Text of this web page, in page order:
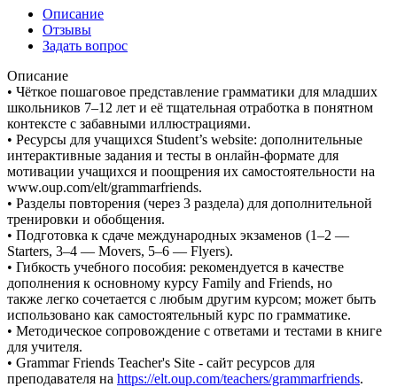
Описание
Отзывы
Задать вопрос
Описание
• Чёткое пошаговое представление грамматики для младших
школьников 7–12 лет и её тщательная отработка в понятном
контексте с забавными иллюстрациями.
• Ресурсы для учащихся Student’s website: дополнительные
интерактивные задания и тесты в онлайн-формате для
мотивации учащихся и поощрения их самостоятельности на
www.oup.com/elt/grammarfriends.
• Разделы повторения (через 3 раздела) для дополнительной
тренировки и обобщения.
• Подготовка к сдаче международных экзаменов (1–2 —
Starters, 3–4 — Movers, 5–6 — Flyers).
• Гибкость учебного пособия: рекомендуется в качестве
дополнения к основному курсу Family and Friends, но
также легко сочетается с любым другим курсом; может быть
использовано как самостоятельный курс по грамматике.
• Методическое сопровождение с ответами и тестами в книге
для учителя.
• Grammar Friends Teacher's Site - сайт ресурсов для
преподавателя на https://elt.oup.com/teachers/grammarfriends.